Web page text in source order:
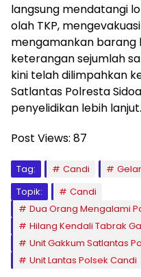
langsung mendatangi
olah TKP,
mengamankan
keterangan sejumlah
kini telah dilimpahkan
Satlantas Polresta
penyelidikan lebih
Post Views: 87
Tag: Candi
Topik:
Candi
Dua Orang Mengalami
Hilang Kendali Tabrak
Unit Gakkum Satlantas
Unit Lantas Polsek Candi